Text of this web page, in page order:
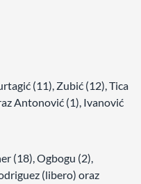
(11), Zubić (12), Tica
Antonović (1), Ivanović
(18), Ogbogu (2),
(libero) oraz